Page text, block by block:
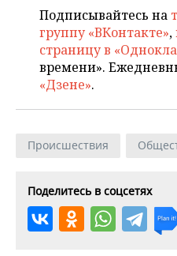
ТЕЛЕКОММУНИКАЦИИ
БИЗНЕС-БРАНЧИ
ONLINE-КОНФЕРЕНЦИИ
ОТКРЫТАЯ ЛЕКЦИЯ
ФУТБОЛ
ХОККЕЙ
БАСКЕТБОЛ
КИБЕРСПОРТ
ФИГУРНОЕ КАТАНИЕ
ВОДНЫЕ ВИДЫ СПОРТА
НОВОСТИ ОБЩЕСТВА
ВЛАСТЬ
ИНФРАСТРУКТУРА
КУЛЬТУРА
МЕДИЦИНА
ОБРАЗОВАНИЕ
ФОТОГАЛЕРЕЯ
СЮЖЕТЫ
СПРАВОЧНИК
СПИСОК КОМПАНИЙ
Подписывайтесь на
группу «ВКонтакте»,
страницу в
времени».
«Дзене».
Происшествия
Поделитесь в соцсетях